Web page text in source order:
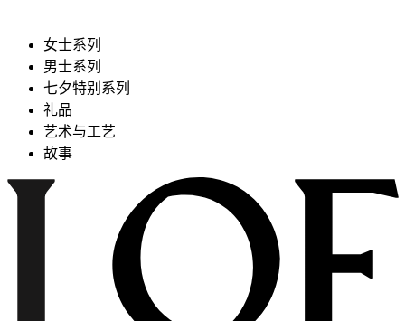
女士系列
男士系列
七夕特别系列
礼品
艺术与工艺
故事